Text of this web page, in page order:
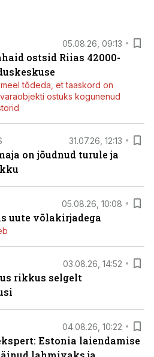
05.08.26, 09:13
ostsid Riias 42000-
tõdeda, et taaskord on
ostuks kogunenud
31.07.26, 12:13
on jõudnud turule ja
05.08.26, 10:08
uute võlakirjadega
03.08.26, 14:52
rikkus selgelt
04.08.26, 10:22
Estonia laiendamise